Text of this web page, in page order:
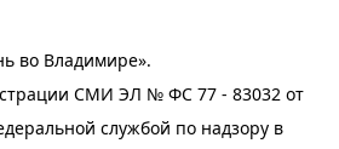
во Владимире».
СМИ ЭЛ № ФС 77 - 83032 от
службой по надзору в